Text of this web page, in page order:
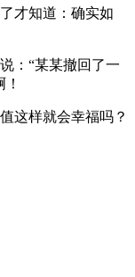
才知道：确实如
：“某某撤回了一
这样就会幸福吗？